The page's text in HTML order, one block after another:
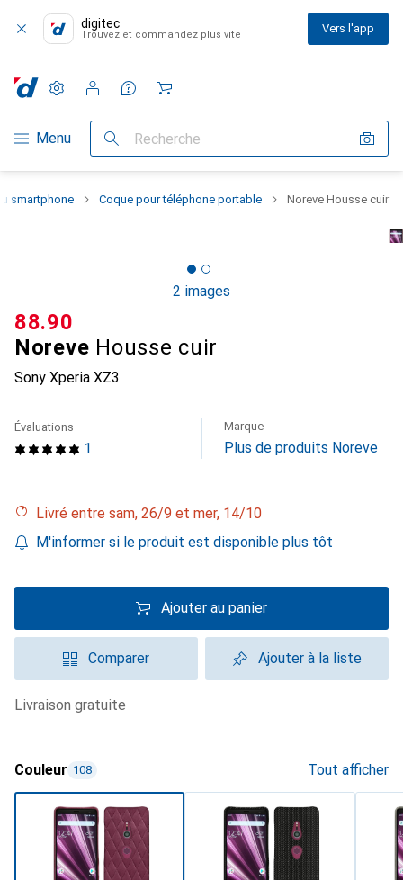
digitec
Trouvez et commandez plus vite Vers l'app
Navigation par catégorie
Menu Recherche
Paramètres
Compte client
Listes de comparaison
Listes d'envies
Panier
smartphone Coque pour téléphone portable Noreve Housse cuir
2 images
Noreve Housse cuir
Sony Xperia XZ3
CHF
88.90
1
Évaluations Marque
Plus de produits Noreve
Livré entre sam, 26/9 et mer, 14/10
M'informer si le produit est disponible plus tôt
Ajouter au panier
Comparer Ajouter à la liste
livraison gratuite
Couleur 108 Tout afficher